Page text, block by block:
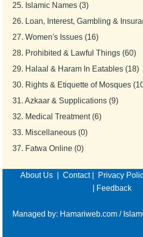
25. Islamic Names (3)
26. Loan, Interest, Gambling &
27. Women's Issues (16)
28. Prohibited & Lawful Things (60)
29. Halaal & Haram In Eatables (18)
30. Rights & Etiquette of Mosques
31. Azkaar & Supplications (9)
32. Medical Treatment (6)
33. Miscellaneous (0)
37. Fatwa Online (0)
About Us Contact| Privacy
Feedback
Managed by: Hamariweb.com /